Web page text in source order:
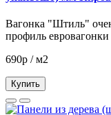
Вагонка "Штиль"
профиль
690р / м2
Купить